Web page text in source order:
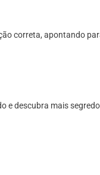
correta, apontando
descubra mais